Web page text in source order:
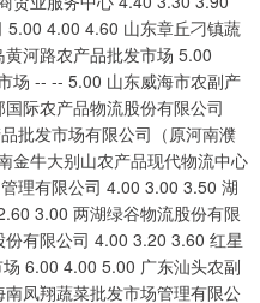
5.00 4.00 4.60 山东章丘刁镇蔬
河路农产品批发市场 5.00
场 -- -- 5.00 山东威海市农副产
际农产品物流股份有限公司
批发市场有限公司（原河南濮
金牛大别山农产品现代物流中心
理有限公司 4.00 3.00 3.50 湖
3.00 两湖绿谷物流股份有限
有限公司 4.00 3.20 3.60 红星
6.00 4.00 5.00 广东汕头农副
凤翔蔬菜批发市场管理有限公